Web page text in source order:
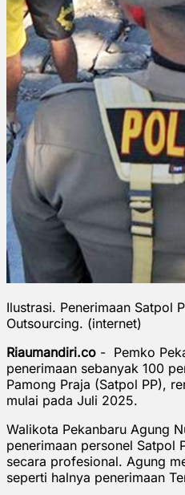
Ilustrasi. Penerimaan Satpol
Outsourcing. (internet)
Riaumandiri.co - Pemko
penerimaan sebanyak 100
Pamong Praja (Satpol PP),
mulai pada Juli 2025.
Walikota Pekanbaru Agung
penerimaan personel Satpol
secara profesional. Agung
seperti halnya penerimaan